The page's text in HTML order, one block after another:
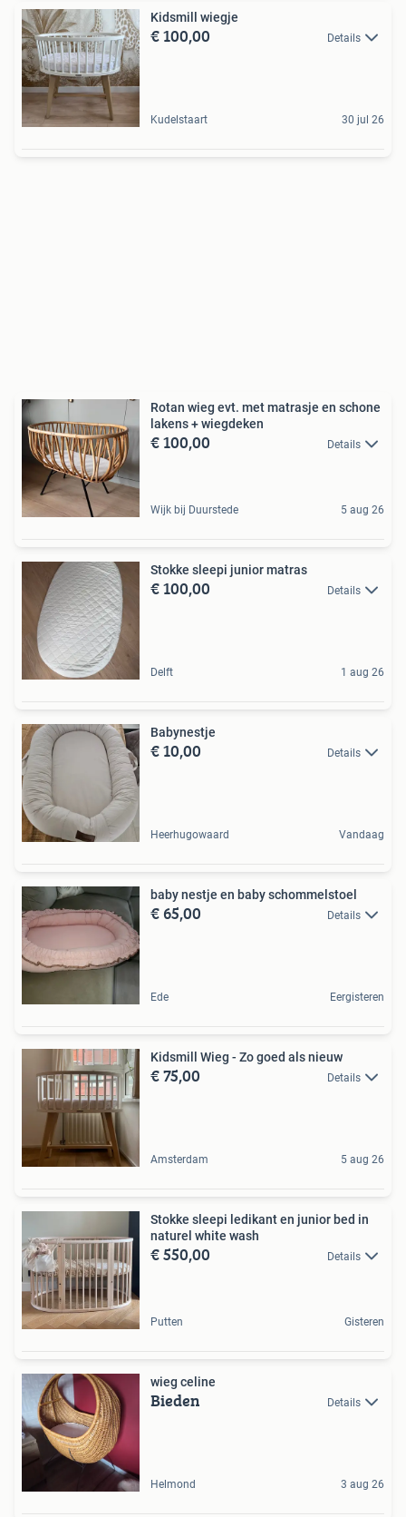
Kidsmill wiegje
€ 100,00 Details
Kudelstaart 30 jul 26
Rotan wieg evt. met matrasje en schone
lakens + wiegdeken
€ 100,00 Details
Wijk bij Duurstede 5 aug 26
Stokke sleepi junior matras
€ 100,00 Details
Delft 1 aug 26
Babynestje
€ 10,00 Details
Heerhugowaard Vandaag
baby nestje en baby schommelstoel
€ 65,00 Details
Ede Eergisteren
Kidsmill Wieg - Zo goed als nieuw
€ 75,00 Details
Amsterdam 5 aug 26
Stokke sleepi ledikant en junior bed in
naturel white wash
€ 550,00 Details
Putten Gisteren
wieg celine
Bieden Details
Helmond 3 aug 26